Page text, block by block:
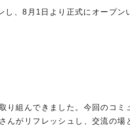
し、8月1日より正式にオープン
り組んできました。今回のコミ
んがリフレッシュし、交流の場